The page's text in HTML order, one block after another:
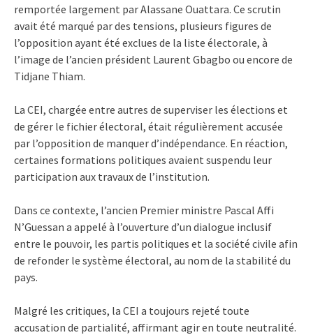
remportée largement par Alassane Ouattara. Ce scrutin
avait été marqué par des tensions, plusieurs figures de
l’opposition ayant été exclues de la liste électorale, à
l’image de l’ancien président Laurent Gbagbo ou encore de
Tidjane Thiam.
La CEI, chargée entre autres de superviser les élections et
de gérer le fichier électoral, était régulièrement accusée
par l’opposition de manquer d’indépendance. En réaction,
certaines formations politiques avaient suspendu leur
participation aux travaux de l’institution.
Dans ce contexte, l’ancien Premier ministre Pascal Affi
N’Guessan a appelé à l’ouverture d’un dialogue inclusif
entre le pouvoir, les partis politiques et la société civile afin
de refonder le système électoral, au nom de la stabilité du
pays.
Malgré les critiques, la CEI a toujours rejeté toute
accusation de partialité, affirmant agir en toute neutralité.